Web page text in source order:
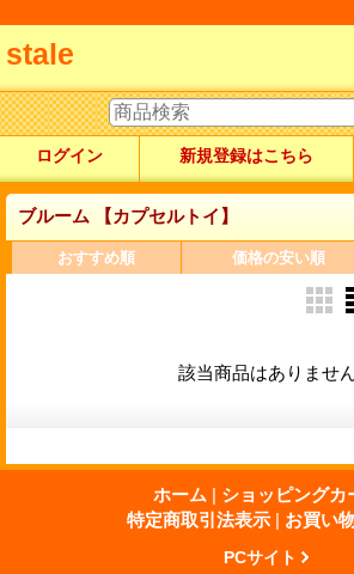
stale
ログイン 新規登録はこちら
ブルーム 【カプセルトイ】
おすすめ順 価格の安い順
該当商品はありませ
ホーム | ショッピングカ
特定商取引法表示 | お買い
PCサイト